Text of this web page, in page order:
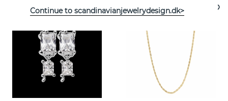
Continue to scandinavianjewelrydesign.dk>